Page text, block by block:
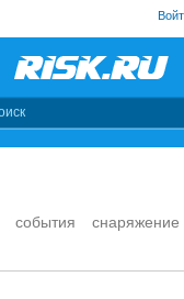
события снаряжение